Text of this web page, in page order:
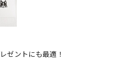
ゼントにも最適！